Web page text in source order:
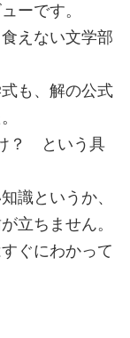
ーです。
えない文学部
も、解の公式
？ という具
識というか、
立ちません。
ぐにわかって